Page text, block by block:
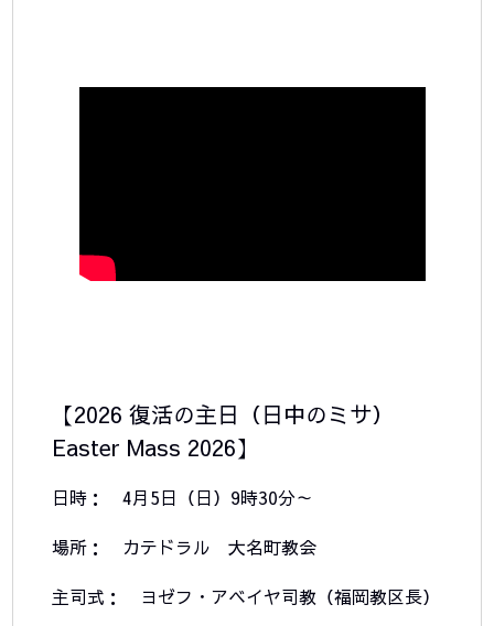
【2026 復活の主日（日中のミサ）
Easter Mass 2026】
日時： 4月5日（日）9時30分～
場所： カテドラル 大名町教会
主司式： ヨゼフ・アベイヤ司教（福岡教区長）